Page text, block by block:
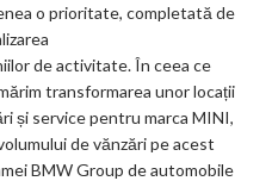
o prioritate, completată de
de activitate. În ceea ce
transformarea unor locații
și service pentru marca MINI,
de vănzări pe acest
BMW Group de automobile